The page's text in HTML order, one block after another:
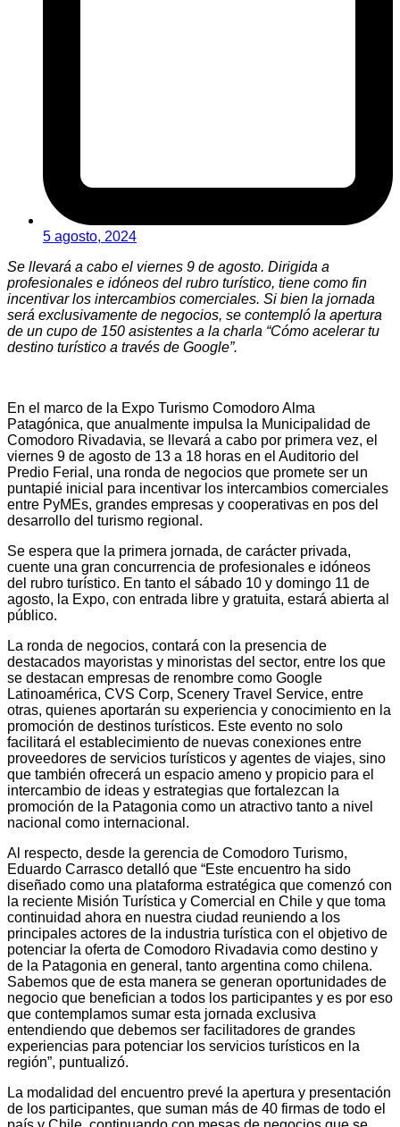
5 agosto, 2024
Se llevará a cabo el viernes 9 de agosto. Dirigida a
profesionales e idóneos del rubro turístico, tiene como fin
incentivar los intercambios comerciales. Si bien la jornada
será exclusivamente de negocios, se contempló la apertura
de un cupo de 150 asistentes a la charla “Cómo acelerar tu
destino turístico a través de Google”.
En el marco de la Expo Turismo Comodoro Alma
Patagónica, que anualmente impulsa la Municipalidad de
Comodoro Rivadavia, se llevará a cabo por primera vez, el
viernes 9 de agosto de 13 a 18 horas en el Auditorio del
Predio Ferial, una ronda de negocios que promete ser un
puntapié inicial para incentivar los intercambios comerciales
entre PyMEs, grandes empresas y cooperativas en pos del
desarrollo del turismo regional.
Se espera que la primera jornada, de carácter privada,
cuente una gran concurrencia de profesionales e idóneos
del rubro turístico. En tanto el sábado 10 y domingo 11 de
agosto, la Expo, con entrada libre y gratuita, estará abierta al
público.
La ronda de negocios, contará con la presencia de
destacados mayoristas y minoristas del sector, entre los que
se destacan empresas de renombre como Google
Latinoamérica, CVS Corp, Scenery Travel Service, entre
otras, quienes aportarán su experiencia y conocimiento en la
promoción de destinos turísticos. Este evento no solo
facilitará el establecimiento de nuevas conexiones entre
proveedores de servicios turísticos y agentes de viajes, sino
que también ofrecerá un espacio ameno y propicio para el
intercambio de ideas y estrategias que fortalezcan la
promoción de la Patagonia como un atractivo tanto a nivel
nacional como internacional.
Al respecto, desde la gerencia de Comodoro Turismo,
Eduardo Carrasco detalló que “Este encuentro ha sido
diseñado como una plataforma estratégica que comenzó con
la reciente Misión Turística y Comercial en Chile y que toma
continuidad ahora en nuestra ciudad reuniendo a los
principales actores de la industria turística con el objetivo de
potenciar la oferta de Comodoro Rivadavia como destino y
de la Patagonia en general, tanto argentina como chilena.
Sabemos que de esta manera se generan oportunidades de
negocio que benefician a todos los participantes y es por eso
que contemplamos sumar esta jornada exclusiva
entendiendo que debemos ser facilitadores de grandes
experiencias para potenciar los servicios turísticos en la
región”, puntualizó.
La modalidad del encuentro prevé la apertura y presentación
de los participantes, que suman más de 40 firmas de todo el